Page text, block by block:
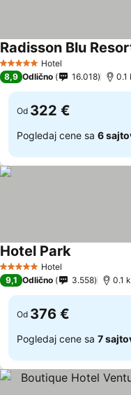
5 ZvezdiceHotel
Radisson Blu
8,9 Odlično 16.018 0.1
Od 322 €
Pogledaj cene sa 6
5 ZvezdiceHotel
Hotel ParkPogledaj
9,1 Odlično 3.558 0.1
Od 376 €
Pogledaj cene sa 7